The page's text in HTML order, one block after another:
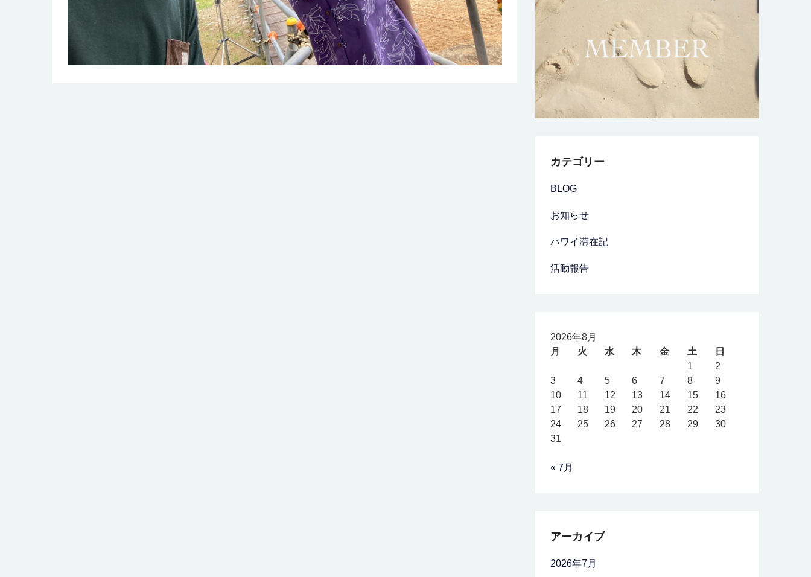
カテゴリー
BLOG
お知らせ
ハワイ滞在記
活動報告
2026年8月
月
火 水 木 金 土
日
1
2
3
4 5 6 7 8
9
10
11 12 13 14 15
16
17
18 19 20 21 22
23
24
25 26 27 28 29
30
31
« 7月
アーカイブ
2026年7月